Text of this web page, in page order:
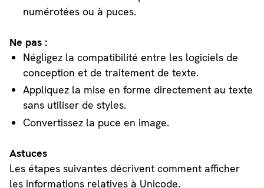
numérotées ou à puces.
Ne pas :
Négligez la compatibilité entre les logiciels de
conception et de traitement de texte.
Appliquez la mise en forme directement au texte
sans utiliser de styles.
Convertissez la puce en image.
Astuces
Les étapes suivantes décrivent comment afficher
les informations relatives à Unicode.